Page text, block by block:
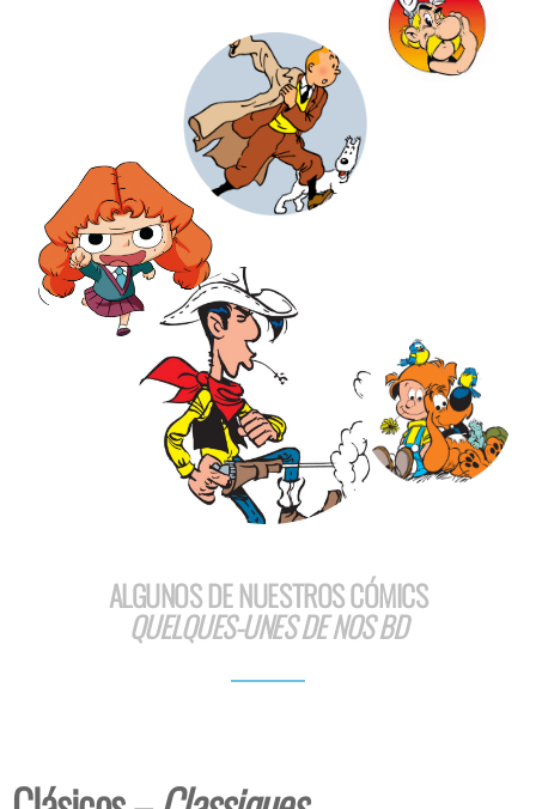
ALGUNOS DE NUESTROS CÓMICS
QUELQUES-UNES DE NOS BD